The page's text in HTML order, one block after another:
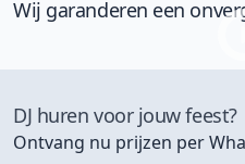
Wij garanderen een
DJ huren voor jouw feest?
Ontvang nu prijzen per